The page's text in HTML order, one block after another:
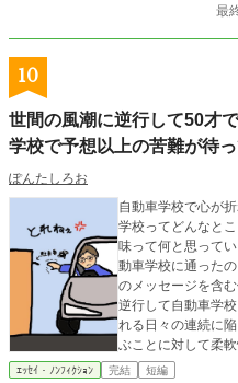
最
10
世間の風潮に逆行して50才
学校で予想以上の苦難が待
ぽんたしろお
自動車学校で心が
学校ってどんなと
味って何と思って
動車学校に通った
のメッセージを含
逆行して自動車学
れる日々の連続に
ぶことに対して柔
ボロボロ。 折れた
ｴｯｾｲ・ﾉﾝﾌｨｸｼｮﾝ 完結 短編